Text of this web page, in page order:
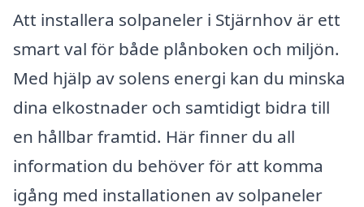
Att installera solpaneler i Stjärnhov är ett
smart val för både plånboken och miljön.
Med hjälp av solens energi kan du minska
dina elkostnader och samtidigt bidra till
en hållbar framtid. Här finner du all
information du behöver för att komma
igång med installationen av solpaneler